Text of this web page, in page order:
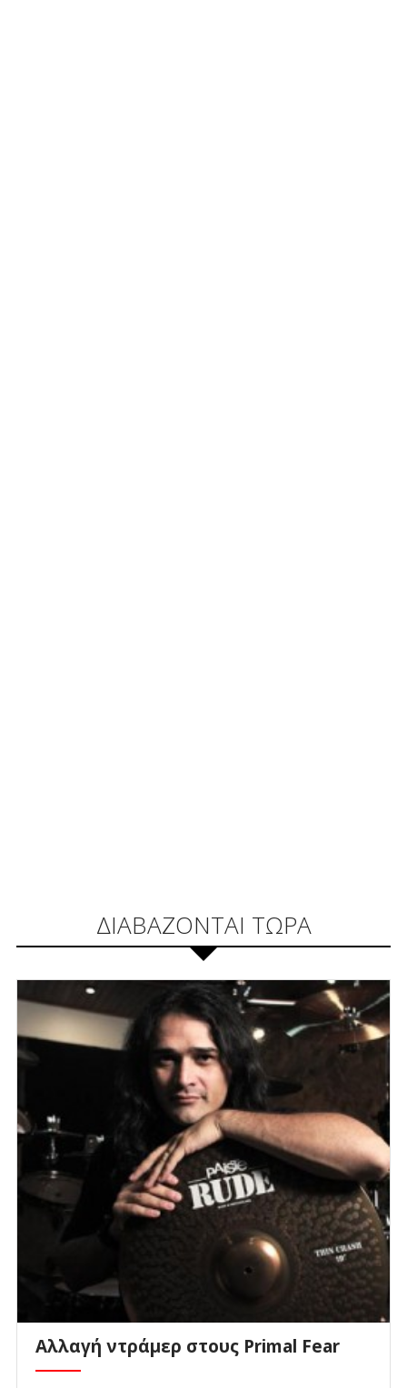
ΔΙΑΒΑΖΟΝΤΑΙ ΤΩΡΑ
Aλλαγή ντράμερ στους Primal Fear